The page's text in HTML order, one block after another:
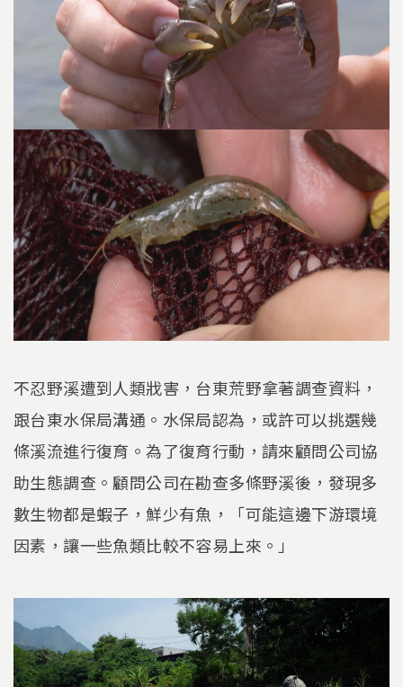
不忍野溪遭到人類戕害，台東荒野拿著調查資料，
跟台東水保局溝通。水保局認為，或許可以挑選幾
條溪流進行復育。為了復育行動，請來顧問公司協
助生態調查。顧問公司在勘查多條野溪後，發現多
數生物都是蝦子，鮮少有魚，「可能這邊下游環境
因素，讓一些魚類比較不容易上來。」